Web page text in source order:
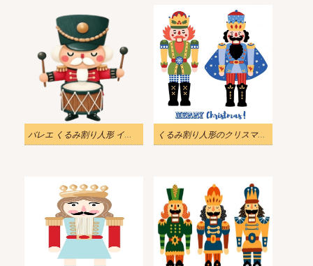
バレエ くるみ割り人形 イラスト くるみ割り人形のクリスマスイラスト